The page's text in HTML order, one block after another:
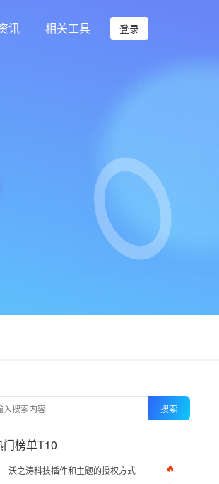
讯 相关工具 登录
搜索
门榜单T10
沃之涛科技插件和主题的授权方式